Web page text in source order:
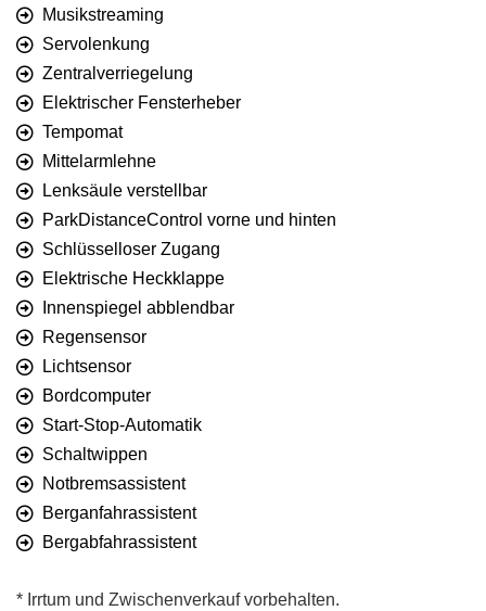
Musikstreaming
Servolenkung
Zentralverriegelung
Elektrischer Fensterheber
Tempomat
Mittelarmlehne
Lenksäule verstellbar
ParkDistanceControl vorne und hinten
Schlüsselloser Zugang
Elektrische Heckklappe
Innenspiegel abblendbar
Regensensor
Lichtsensor
Bordcomputer
Start-Stop-Automatik
Schaltwippen
Notbremsassistent
Berganfahrassistent
Bergabfahrassistent
* Irrtum und Zwischenverkauf vorbehalten.